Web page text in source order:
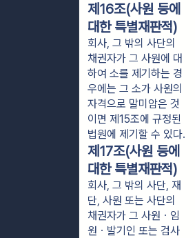
제16조(사원 등에
대한 특별재판적)
회사, 그 밖의 사단의
채권자가 그 사원에 대
하여 소를 제기하는 경
우에는 그 소가 사원의
자격으로 말미암은 것
이면 제15조에 규정된
법원에 제기할 수 있다.
제17조(사원 등에
대한 특별재판적)
회사, 그 밖의 사단, 재
단, 사원 또는 사단의
채권자가 그 사원ㆍ임
원ㆍ발기인 또는 검사